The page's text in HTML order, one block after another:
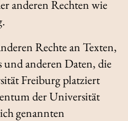
anderen Rechten wie
Rechte an Texten,
anderen Daten, die
Freiburg platziert
der Universität
genannten